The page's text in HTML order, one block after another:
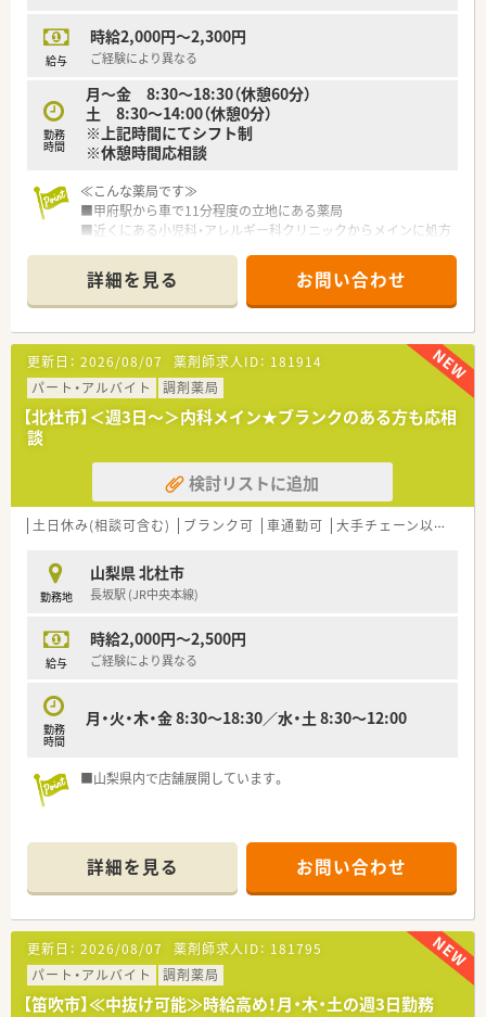
給与
時給2,000円～2,300円
ご経験により異なる
勤務
時間
月～金 8:30～18:30（休憩60分）
土 8:30～14:00（休憩0分）
※上記時間にてシフト制
※休憩時間応相談
≪こんな薬局です≫
■甲府駅から車で11分程度の立地にある薬局
■近くにある小児科・アレルギー科クリニックからメインに処方
■その他にも高齢者専用住宅が近隣にあるため在宅医療にも対
応しています
■近隣に店舗があるためヘルプ体制が整っています！急なお休み
も安心です
詳細を見る お問い合わせ
更新日： 2026/08/07 薬剤師求人ID： 181914
パート・アルバイト
調剤薬局
【北杜市】＜週3日～＞内科メイン★ブランクのある方も応相
談
検討リストに追加
土日休み(相談可含む) ブランク可 車通勤可 大手チェーン以外
勤務地
山梨県 北杜市
長坂駅 (JR中央本線)
給与
時給2,000円～2,500円
ご経験により異なる
勤務
時間
月・火・木・金 8:30～18:30／水・土 8:30～12:00
■山梨県内で店舗展開しています。
詳細を見る お問い合わせ
更新日： 2026/08/07 薬剤師求人ID： 181795
パート・アルバイト
調剤薬局
【笛吹市】≪中抜け可能≫時給高め！月・木・土の週3日勤務